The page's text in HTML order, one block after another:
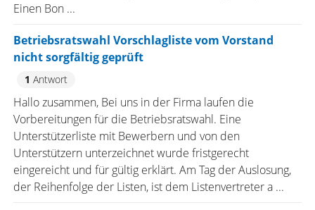
Einen Bon ...
Betriebsratswahl Vorschlagliste vom Vorstand
nicht sorgfältig geprüft
1 Antwort
Hallo zusammen, Bei uns in der Firma laufen die
Vorbereitungen für die Betriebsratswahl. Eine
Unterstützerliste mit Bewerbern und von den
Unterstützern unterzeichnet wurde fristgerecht
eingereicht und für gültig erklärt. Am Tag der Auslosung,
der Reihenfolge der Listen, ist dem Listenvertreter a ...